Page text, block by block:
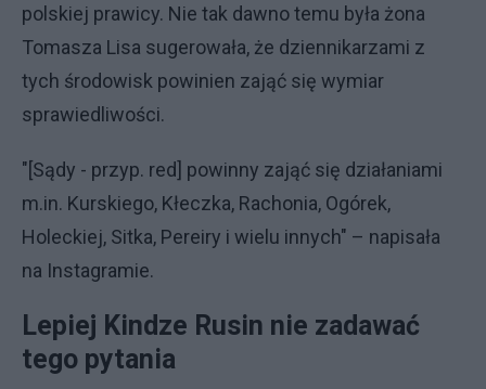
polskiej prawicy. Nie tak dawno temu była żona
Tomasza Lisa sugerowała, że dziennikarzami z
tych środowisk powinien zająć się wymiar
sprawiedliwości.
"[Sądy - przyp. red] powinny zająć się działaniami
m.in. Kurskiego, Kłeczka, Rachonia, Ogórek,
Holeckiej, Sitka, Pereiry i wielu innych" – napisała
na Instagramie.
Lepiej Kindze Rusin nie zadawać
tego pytania